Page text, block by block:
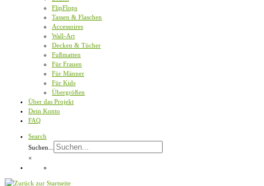
FlipFlops
Tassen & Flaschen
Accessoires
Wall-Art
Decken & Tücher
Fußmatten
Für Frauen
Für Männer
Für Kids
Übergrößen
Über das Projekt
Dein Konto
FAQ
Search
Suchen...
×